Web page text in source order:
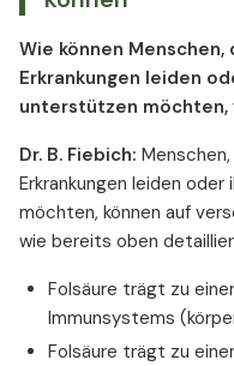
Wie können
Erkrankungen leiden
unterstützen möchten,
Dr. B. Fiebich:
Erkrankungen leiden
möchten, können auf
wie bereits oben
Folsäure trägt zu
Immunsystems
Folsäure trägt zu